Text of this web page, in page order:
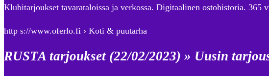
Klubitarjoukset tavarataloissa ja verkossa. Digitaalinen ostohistoria. 365
http s://www.oferlo.fi › Koti & puutarha
RUSTA tarjoukset (22/02/2023) » Uusin